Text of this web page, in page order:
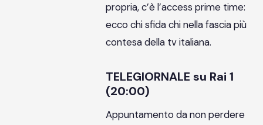
propria, c’è l’access prime time:
ecco chi sfida chi nella fascia più
contesa della tv italiana.
TELEGIORNALE su Rai 1
(20:00)
Appuntamento da non perdere